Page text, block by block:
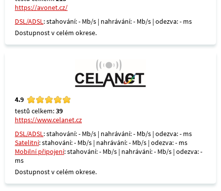
https://avonet.cz/
DSL/ADSL: stahování: - Mb/s | nahrávání: - Mb/s | odezva: - ms
Dostupnost v celém okrese.
4.9
testů celkem:39
https://www.celanet.cz
DSL/ADSL: stahování: - Mb/s | nahrávání: - Mb/s | odezva: - ms
Satelitní: stahování: - Mb/s | nahrávání: - Mb/s | odezva: - ms
Mobilní připojení: stahování: - Mb/s | nahrávání: - Mb/s | odezva: -
ms
Dostupnost v celém okrese.